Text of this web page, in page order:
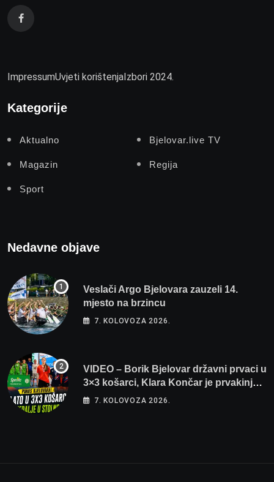
ImpressumUvjeti korištenjaIzbori 2024.
Kategorije
Aktualno Bjelovar.live TV
Magazin Regija
Sport
Nedavne objave
Veslači Argo Bjelovara zauzeli 14.
mjesto na brzincu
7. KOLOVOZA 2026.
VIDEO – Borik Bjelovar državni prvaci u
3×3 košarci, Klara Končar je prvakinja
Hrvatske u stolnom tenisu!
7. KOLOVOZA 2026.